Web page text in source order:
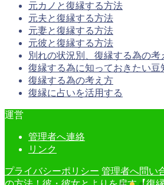
元カノと復縁する方法
元夫と復縁する方法
元妻と復縁する方法
元彼と復縁する方法
別れの状況別、復縁する為の考
復縁する為に知っておきたい豆
復縁する為の考え方
復縁に占いを活用する
運営
管理者へ連絡
リンク
プライバシーポリシー 管理者へ問い